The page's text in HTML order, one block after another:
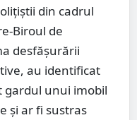
din cadrul
Biroul de
desfășurării
au identificat
gardul unui imobil
și ar fi sustras